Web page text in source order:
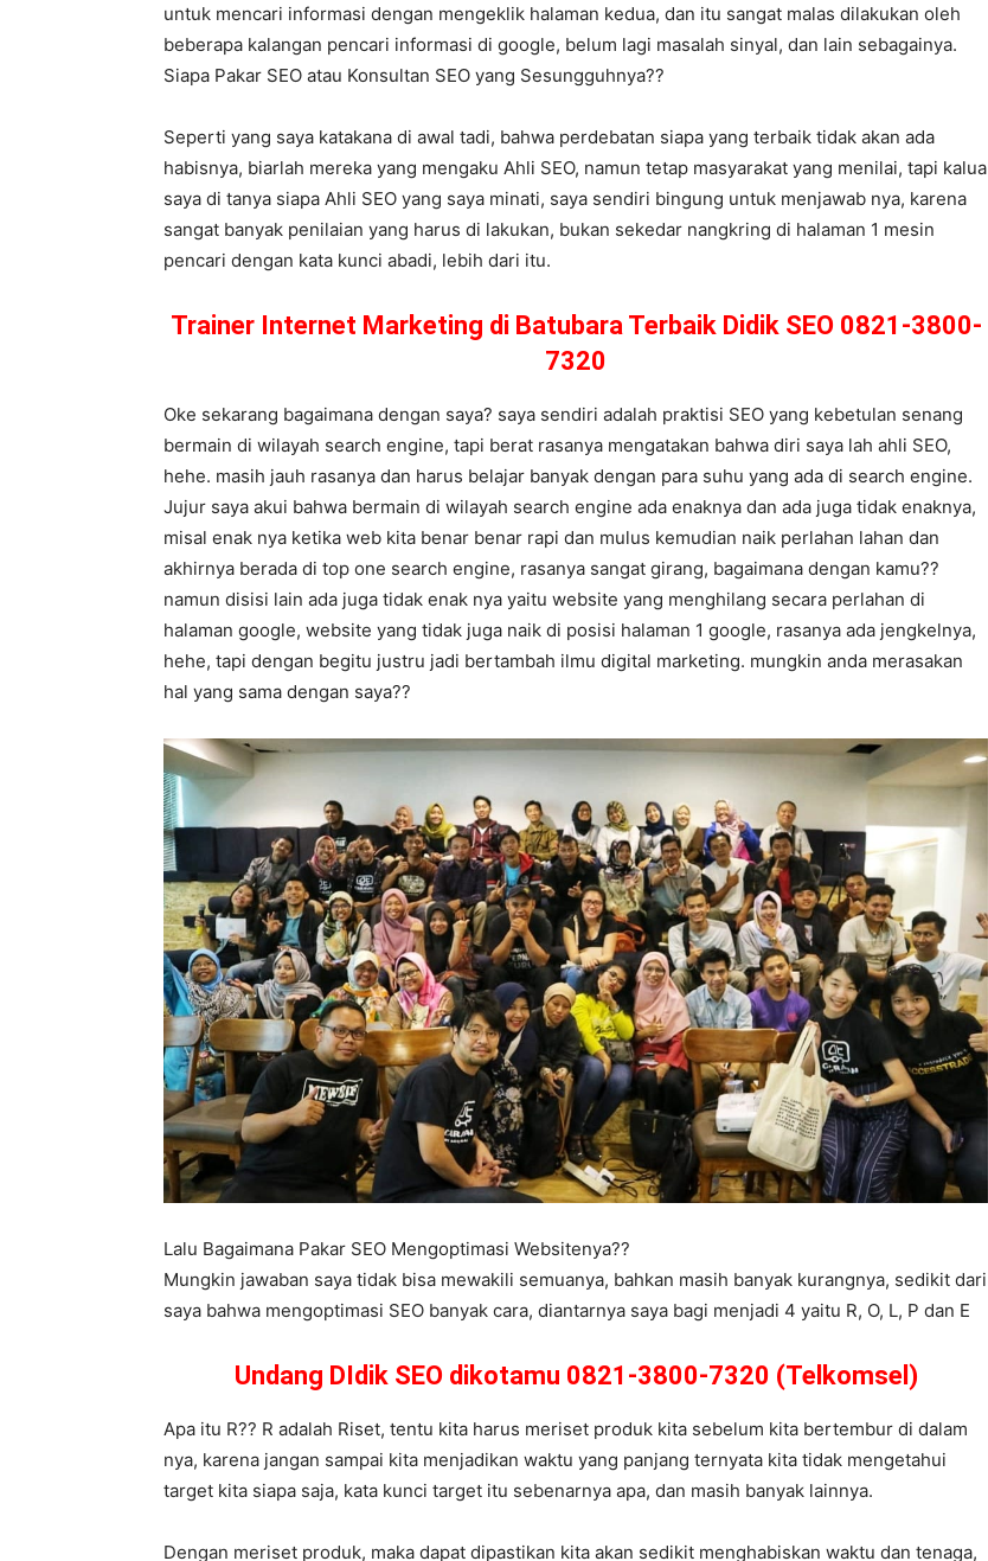
untuk mencari informasi dengan mengeklik halaman kedua, dan itu sangat malas dilakukan oleh
beberapa kalangan pencari informasi di google, belum lagi masalah sinyal, dan lain sebagainya.
Siapa Pakar SEO atau Konsultan SEO yang Sesungguhnya??
Seperti yang saya katakana di awal tadi, bahwa perdebatan siapa yang terbaik tidak akan ada
habisnya, biarlah mereka yang mengaku Ahli SEO, namun tetap masyarakat yang menilai, tapi kalua
saya di tanya siapa Ahli SEO yang saya minati, saya sendiri bingung untuk menjawab nya, karena
sangat banyak penilaian yang harus di lakukan, bukan sekedar nangkring di halaman 1 mesin
pencari dengan kata kunci abadi, lebih dari itu.
Trainer Internet Marketing di Batubara Terbaik Didik SEO 0821-3800-
7320
Oke sekarang bagaimana dengan saya? saya sendiri adalah praktisi SEO yang kebetulan senang
bermain di wilayah search engine, tapi berat rasanya mengatakan bahwa diri saya lah ahli SEO,
hehe. masih jauh rasanya dan harus belajar banyak dengan para suhu yang ada di search engine.
Jujur saya akui bahwa bermain di wilayah search engine ada enaknya dan ada juga tidak enaknya,
misal enak nya ketika web kita benar benar rapi dan mulus kemudian naik perlahan lahan dan
akhirnya berada di top one search engine, rasanya sangat girang, bagaimana dengan kamu??
namun disisi lain ada juga tidak enak nya yaitu website yang menghilang secara perlahan di
halaman google, website yang tidak juga naik di posisi halaman 1 google, rasanya ada jengkelnya,
hehe, tapi dengan begitu justru jadi bertambah ilmu digital marketing. mungkin anda merasakan
hal yang sama dengan saya??
Lalu Bagaimana Pakar SEO Mengoptimasi Websitenya??
Mungkin jawaban saya tidak bisa mewakili semuanya, bahkan masih banyak kurangnya, sedikit dari
saya bahwa mengoptimasi SEO banyak cara, diantarnya saya bagi menjadi 4 yaitu R, O, L, P dan E
Undang DIdik SEO dikotamu 0821-3800-7320 (Telkomsel)
Apa itu R?? R adalah Riset, tentu kita harus meriset produk kita sebelum kita bertembur di dalam
nya, karena jangan sampai kita menjadikan waktu yang panjang ternyata kita tidak mengetahui
target kita siapa saja, kata kunci target itu sebenarnya apa, dan masih banyak lainnya.
Dengan meriset produk, maka dapat dipastikan kita akan sedikit menghabiskan waktu dan tenaga,